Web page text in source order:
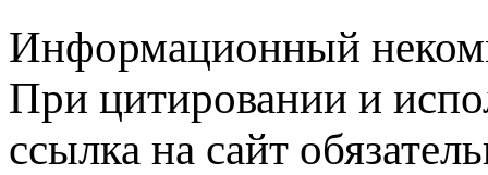
Информационный
При цитировании и
ссылка на сайт